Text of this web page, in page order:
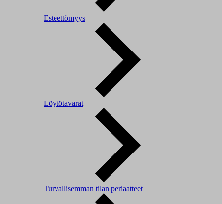
Esteettömyys
Löytötavarat
Turvallisemman tilan periaatteet